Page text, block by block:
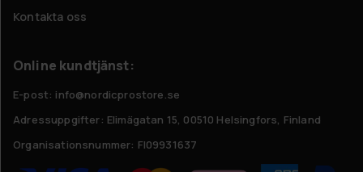
Kontakta oss
Online kundtjänst:
E-post: info@nordicprostore.se
Adressuppgifter: Elimägatan 15, 00510 Helsingfors, Finland
Organisationsnummer: FI09931637